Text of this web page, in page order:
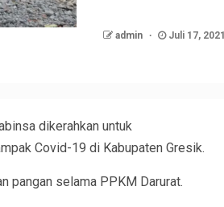
admin Juli 17, 2021
dikerahkan untuk
Covid-19 di Kabupaten Gresik.
pangan selama PPKM Darurat.